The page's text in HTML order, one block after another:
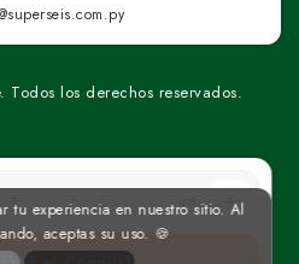
un
los derechos reservados.
tu experiencia en nuestro sitio. Al
aceptas su uso. 🍪